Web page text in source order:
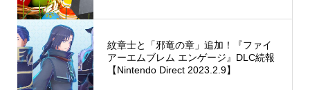
紋章士と「邪竜の章」追加！『ファイ
アーエムブレム エンゲージ』DLC続報
【Nintendo Direct 2023.2.9】